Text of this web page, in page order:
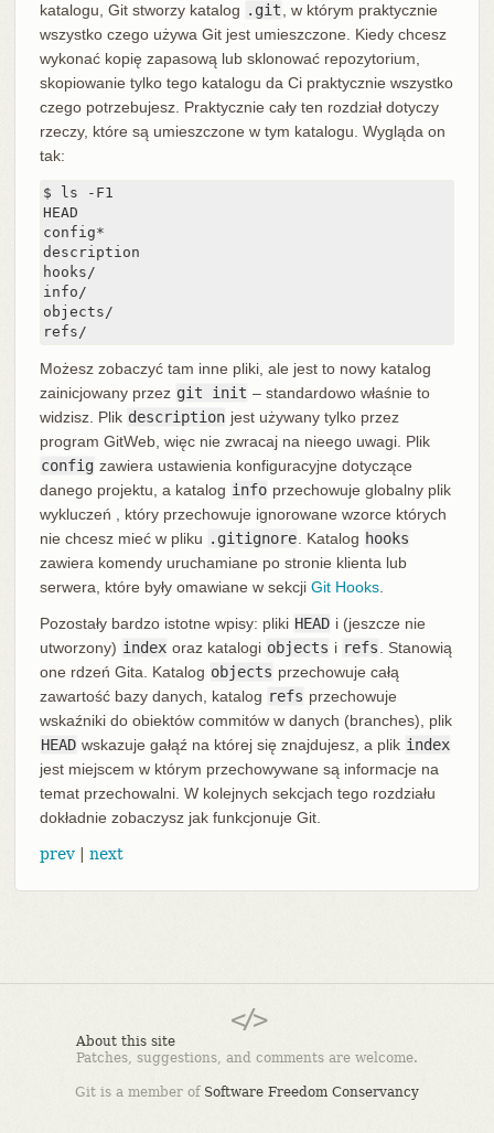
katalogu, Git stworzy katalog .git
, w którym praktycznie
wszystko czego używa Git jest umieszczone. Kiedy chcesz
wykonać kopię zapasową lub sklonować repozytorium,
skopiowanie tylko tego katalogu da Ci praktycznie wszystko
czego potrzebujesz. Praktycznie cały ten rozdział dotyczy
rzeczy, które są umieszczone w tym katalogu. Wygląda on
tak:
$ ls -F1
HEAD
config*
description
hooks/
info/
objects/
refs/
Możesz zobaczyć tam inne pliki, ale jest to nowy katalog
zainicjowany przez git init – standardowo właśnie to
widzisz. Plik description jest używany tylko przez
program GitWeb, więc nie zwracaj na nieego uwagi. Plik
config zawiera ustawienia konfiguracyjne dotyczące
danego projektu, a katalog info przechowuje globalny plik
wykluczeń , który przechowuje ignorowane wzorce których
nie chcesz mieć w pliku .gitignore . Katalog hooks
zawiera komendy uruchamiane po stronie klienta lub
serwera, które były omawiane w sekcji Git Hooks.
Pozostały bardzo istotne wpisy: pliki HEAD i (jeszcze nie
utworzony) index oraz katalogi objects i refs
. Stanowią
one rdzeń Gita. Katalog objects przechowuje całą
zawartość bazy danych, katalog refs przechowuje
wskaźniki do obiektów commitów w danych (branches), plik
HEAD wskazuje gałąź na której się znajdujesz, a plik index
jest miejscem w którym przechowywane są informacje na
temat przechowalni. W kolejnych sekcjach tego rozdziału
dokładnie zobaczysz jak funkcjonuje Git.
prev| next
About this site
Patches, suggestions, and comments are welcome.
Git is a member of Software Freedom Conservancy